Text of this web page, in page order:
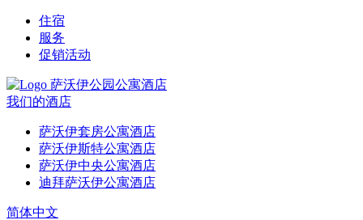
住宿
服务
促销活动
我们的酒店
萨沃伊套房公寓酒店
萨沃伊斯特公寓酒店
萨沃伊中央公寓酒店
迪拜萨沃伊公寓酒店
简体中文